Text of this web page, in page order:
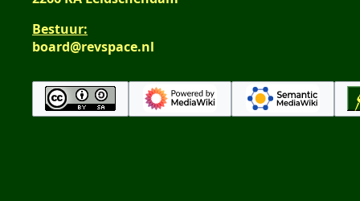
Bestuur:
board@revspace.nl